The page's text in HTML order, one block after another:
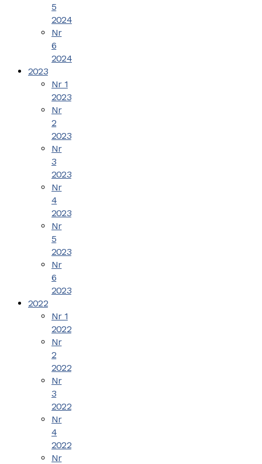
5
2024
Nr
6
2024
2023
Nr 1
2023
Nr
2
2023
Nr
3
2023
Nr
4
2023
Nr
5
2023
Nr
6
2023
2022
Nr 1
2022
Nr
2
2022
Nr
3
2022
Nr
4
2022
Nr